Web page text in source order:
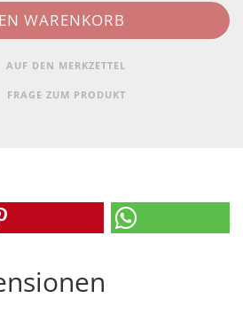
AUF DEN MERKZETTEL
FRAGE ZUM PRODUKT